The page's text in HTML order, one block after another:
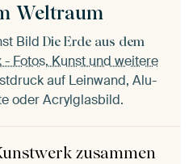
Weltraum
Bild Die Erde aus dem
- Fotos, Kunst und weitere
auf Leinwand, Alu-
oder Acrylglasbild.
zusammen